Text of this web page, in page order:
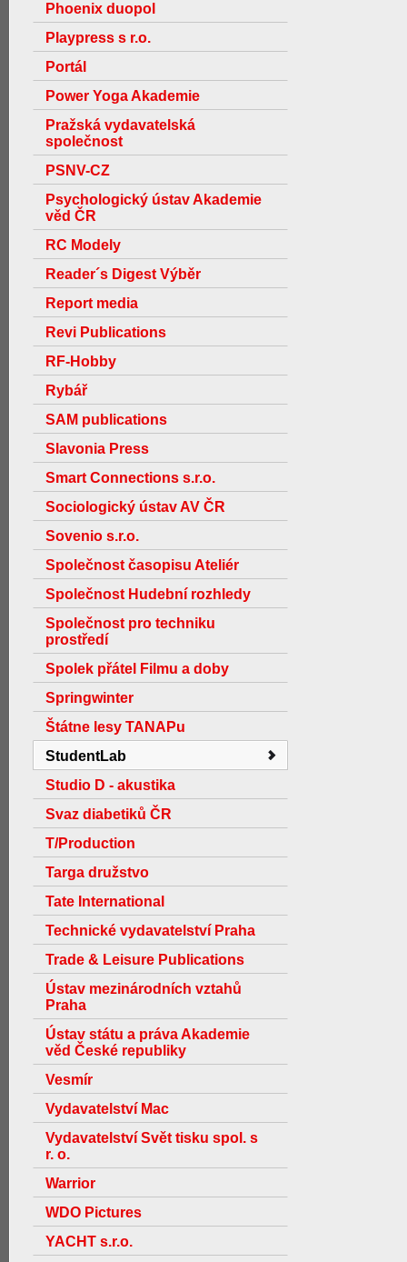
Phoenix duopol
Playpress s r.o.
Portál
Power Yoga Akademie
Pražská vydavatelská
společnost
PSNV-CZ
Psychologický ústav Akademie
věd ČR
RC Modely
Reader´s Digest Výběr
Report media
Revi Publications
RF-Hobby
Rybář
SAM publications
Slavonia Press
Smart Connections s.r.o.
Sociologický ústav AV ČR
Sovenio s.r.o.
Společnost časopisu Ateliér
Společnost Hudební rozhledy
Společnost pro techniku
prostředí
Spolek přátel Filmu a doby
Springwinter
Štátne lesy TANAPu
StudentLab
Studio D - akustika
Svaz diabetiků ČR
T/Production
Targa družstvo
Tate International
Technické vydavatelství Praha
Trade & Leisure Publications
Ústav mezinárodních vztahů
Praha
Ústav státu a práva Akademie
věd České republiky
Vesmír
Vydavatelství Mac
Vydavatelství Svět tisku spol. s
r. o.
Warrior
WDO Pictures
YACHT s.r.o.